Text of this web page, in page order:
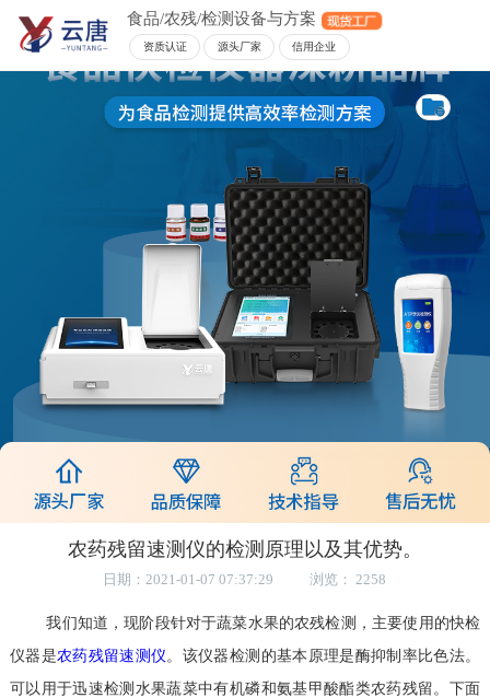
食品/农残/检测设备与方案
资质认证 源头厂家 信用企业
农药残留速测仪的检测原理以及其优势。
日期：2021-01-07 07:37:29 浏览： 2258
我们知道，现阶段针对于蔬菜水果的农残检测，主要使用的快检
仪器是农药残留速测仪 。该仪器检测的基本原理是酶抑制率比色法。
可以用于迅速检测水果蔬菜中有机磷和氨基甲酸酯类农药残留。下面